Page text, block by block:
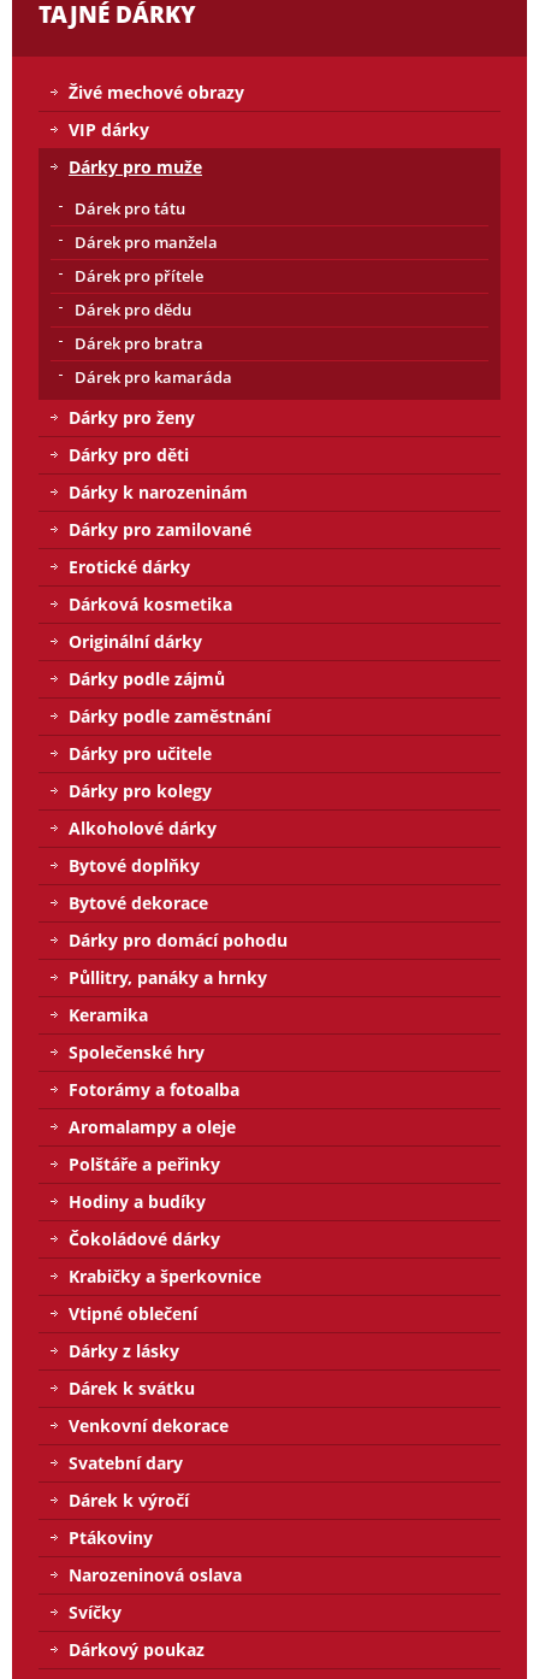
TAJNÉ DÁRKY
Živé mechové obrazy
VIP dárky
Dárky pro muže
Dárek pro tátu
Dárek pro manžela
Dárek pro přítele
Dárek pro dědu
Dárek pro bratra
Dárek pro kamaráda
Dárky pro ženy
Dárky pro děti
Dárky k narozeninám
Dárky pro zamilované
Erotické dárky
Dárková kosmetika
Originální dárky
Dárky podle zájmů
Dárky podle zaměstnání
Dárky pro učitele
Dárky pro kolegy
Alkoholové dárky
Bytové doplňky
Bytové dekorace
Dárky pro domácí pohodu
Půllitry, panáky a hrnky
Keramika
Společenské hry
Fotorámy a fotoalba
Aromalampy a oleje
Polštáře a peřinky
Hodiny a budíky
Čokoládové dárky
Krabičky a šperkovnice
Vtipné oblečení
Dárky z lásky
Dárek k svátku
Venkovní dekorace
Svatební dary
Dárek k výročí
Ptákoviny
Narozeninová oslava
Svíčky
Dárkový poukaz